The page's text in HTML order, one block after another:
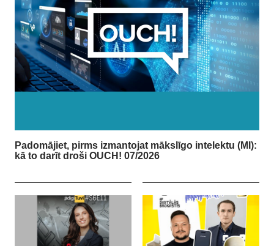
Padomājiet, pirms izmantojat mākslīgo intelektu (MI):
kā to darīt droši OUCH! 07/2026